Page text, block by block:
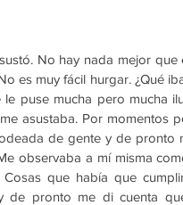
No hay nada mejor que
es muy fácil hurgar. ¿Qué
puse mucha pero mucha
asustaba. Por momentos
de gente y de pronto
observaba a mí misma
que había que
de pronto me di cuenta